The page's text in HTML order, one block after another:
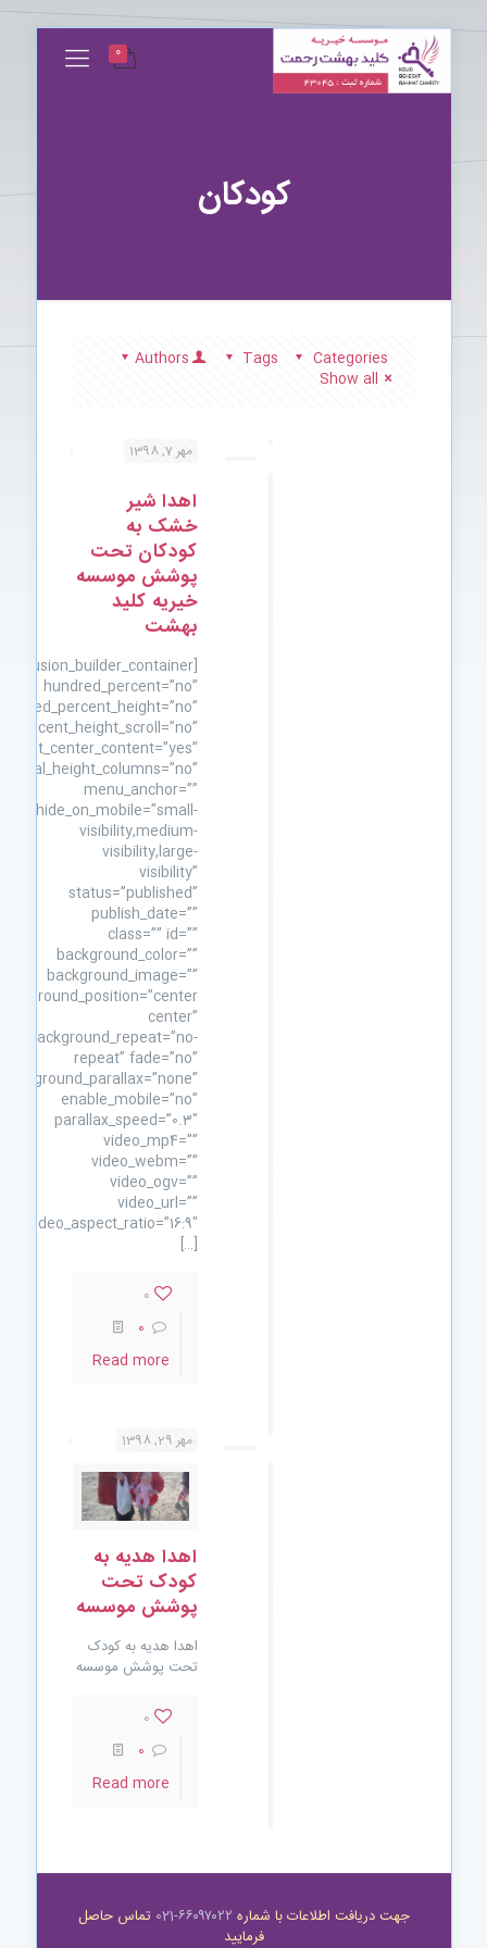
0
کودکان
Categories
Tags
Authors
Show all
مهر 7, 1398
اهدا شیر
خشک به
کودکان تحت
پوشش موسسه
خیریه کلید
بهشت
[fusion_builder_container
hundred_percent=”no”
equal_height_columns=”no”
menu_anchor=””
hide_on_mobile=”small-
visibility,medium-
visibility,large-
visibility”
status=”published”
publish_date=””
class=”” id=””
background_color=””
background_image=””
center”
background_repeat=”no-
repeat” fade=”no”
background_parallax=”none”
enable_mobile=”no”
parallax_speed=”0.3″
video_mp4=””
video_webm=””
video_ogv=””
video_url=””
video_aspect_ratio=”16:9″
[…]
0
0
Read more
مهر 29, 1398
اهدا هدیه به
کودک تحت
پوشش موسسه
اهدا هدیه به کودک
تحت پوشش موسسه
0
0
Read more
جهت دریافت اطلاعات با شماره ۶۶۰۹۷۰۲۲-021
تماس حاصل
فرمایید